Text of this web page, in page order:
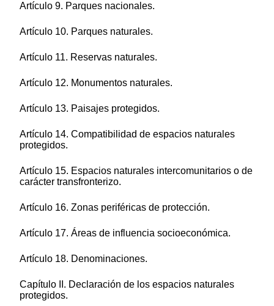
Artículo 9. Parques nacionales.
Artículo 10. Parques naturales.
Artículo 11. Reservas naturales.
Artículo 12. Monumentos naturales.
Artículo 13. Paisajes protegidos.
Artículo 14. Compatibilidad de espacios naturales
protegidos.
Artículo 15. Espacios naturales intercomunitarios o de
carácter transfronterizo.
Artículo 16. Zonas periféricas de protección.
Artículo 17. Áreas de influencia socioeconómica.
Artículo 18. Denominaciones.
Capítulo II. Declaración de los espacios naturales
protegidos.